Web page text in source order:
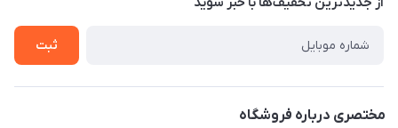
راهنما
ثبت
مختصری درباره فروشگاه